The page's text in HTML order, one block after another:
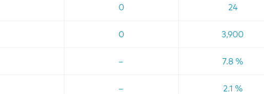
0 24
0 3,900
– 7.8 %
– 2.1 %